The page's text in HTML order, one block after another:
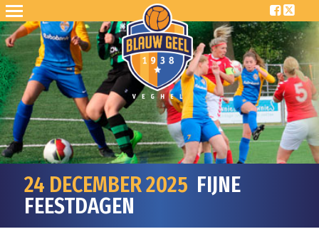
24 DECEMBER 2025 FIJNE
FEESTDAGEN